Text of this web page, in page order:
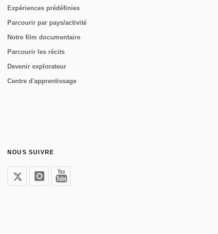
Expériences prédéfinies
Parcourir par pays/activité
Notre film documentaire
Parcourir les récits
Devenir explorateur
Centre d'apprentissage
NOUS SUIVRE